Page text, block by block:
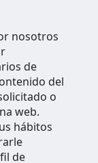
nosotros
de
del
o
web.
hábitos
de